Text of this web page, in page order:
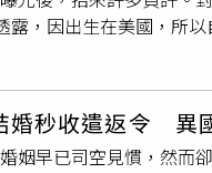
的分潤安排或請假工作
所有工作夥伴的合作皆
。關於有人稱她態度冷
一夕離開」的說法，白
的短期工作人員因合約
上流傳她曾與已婚人士
露，因出生在美國，所
言：「
，2年
因，美麗K媽直言：「台
是雙重國籍，你拿我怎
K媽表示，萬一兩岸戰
台灣，美麗K媽笑回：
婚秒收遣返令 異
姻早已司空見慣，然而